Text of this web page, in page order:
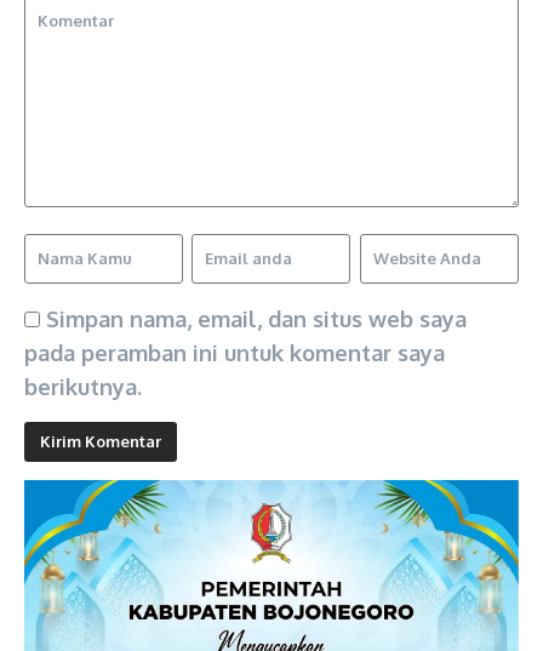
Simpan nama, email, dan situs web saya
pada peramban ini untuk komentar saya
berikutnya.